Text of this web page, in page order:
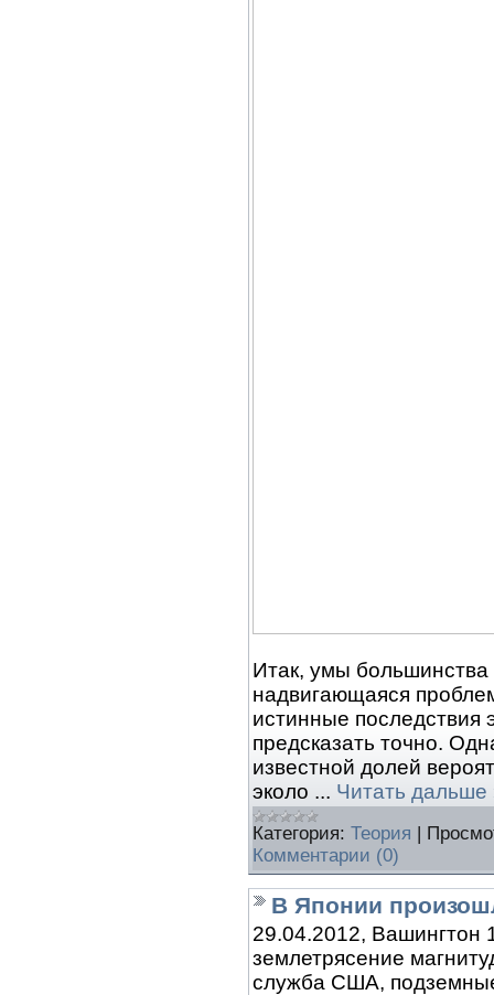
Итак, умы большинства
надвигающаяся
истинные последствия
предсказать точно.
известной долей
эколо ... Читать дальше
Категория: Теория |
Комментарии (0)
В Японии
29.04.2012, Вашингтон
землетрясение
служба США,